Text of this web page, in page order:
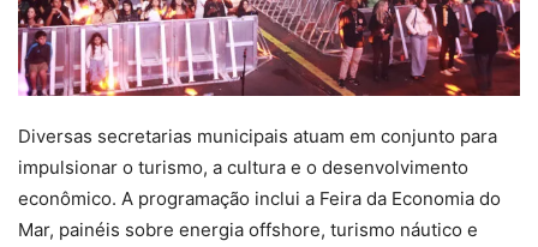
Diversas secretarias municipais atuam em conjunto para
impulsionar o turismo, a cultura e o desenvolvimento
econômico. A programação inclui a Feira da Economia do
Mar, painéis sobre energia offshore, turismo náutico e